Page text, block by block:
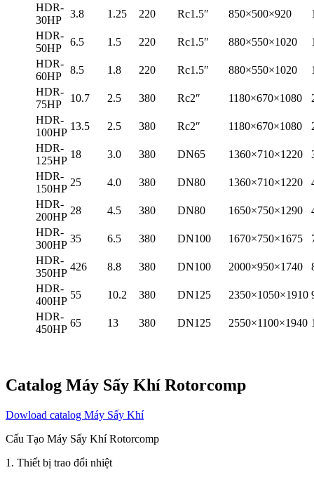
HDR-
30HP
3.8 1.25 220 Rc1.5″ 850×500×920
HDR-
50HP
6.5 1.5 220 Rc1.5″ 880×550×1020
HDR-
60HP
8.5 1.8 220 Rc1.5″ 880×550×1020
HDR-
75HP
10.7 2.5 380 Rc2″ 1180×670×1080
HDR-
100HP
13.5 2.5 380 Rc2″ 1180×670×1080
HDR-
125HP
18 3.0 380 DN65 1360×710×1220
HDR-
150HP
25 4.0 380 DN80 1360×710×1220
HDR-
200HP
28 4.5 380 DN80 1650×750×1290
HDR-
300HP
35 6.5 380 DN100 1670×750×1675
HDR-
350HP
426 8.8 380 DN100 2000×950×1740
HDR-
400HP
55 10.2 380 DN125 2350×1050×1910
HDR-
450HP
65 13 380 DN125 2550×1100×1940
Catalog Máy Sấy Khí Rotorcomp
Dowload catalog Máy Sấy Khí
Cấu Tạo Máy Sấy Khí Rotorcomp
1. Thiết bị trao đổi nhiệt